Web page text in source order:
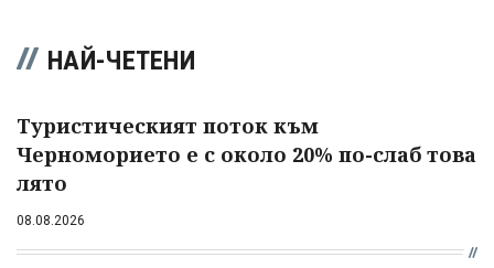
НАЙ-ЧЕТЕНИ
Туристическият поток към
Черноморието е с около 20% по-слаб това
лято
08.08.2026